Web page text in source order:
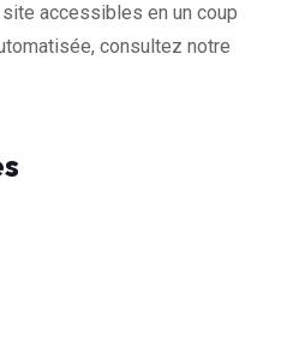
accessibles en un coup
consultez notre